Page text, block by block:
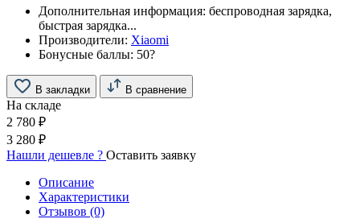
Дополнительная информация: беспроводная зарядка,
быстрая зарядка...
Производители: Xiaomi
Бонусные баллы: 50?
В закладки В сравнение
На складе
2 780 ₽
3 280 ₽
Нашли дешевле ? Оставить заявку
Описание
Характеристики
Отзывов (0)